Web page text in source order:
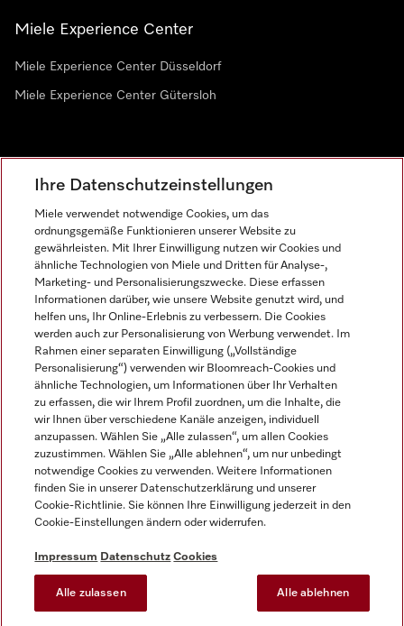
Miele Experience Center
Miele Experience Center Düsseldorf
Miele Experience Center Gütersloh
AGB
Datenschutz
Nutzungsbedingungen
Barrierefreiheitserklärung
EU-Gesetzen über digitale Dienste
Cookie-Einstellungen
Miele auf Instagram
Miele auf Facebook
Miele auf Youtube
Ihre Datenschutzeinstellungen
Miele verwendet notwendige Cookies, um das
ordnungsgemäße Funktionieren unserer Website zu
gewährleisten. Mit Ihrer Einwilligung nutzen wir Cookies und
ähnliche Technologien von Miele und Dritten für Analyse-,
Marketing- und Personalisierungszwecke. Diese erfassen
Informationen darüber, wie unsere Website genutzt wird, und
helfen uns, Ihr Online-Erlebnis zu verbessern. Die Cookies
werden auch zur Personalisierung von Werbung verwendet. Im
Rahmen einer separaten Einwilligung („Vollständige
Personalisierung“) verwenden wir Bloomreach-Cookies und
ähnliche Technologien, um Informationen über Ihr Verhalten
zu erfassen, die wir Ihrem Profil zuordnen, um die Inhalte, die
wir Ihnen über verschiedene Kanäle anzeigen, individuell
anzupassen. Wählen Sie „Alle zulassen“, um allen Cookies
zuzustimmen. Wählen Sie „Alle ablehnen“, um nur unbedingt
notwendige Cookies zu verwenden. Weitere Informationen
finden Sie in unserer Datenschutzerklärung und unserer
Cookie-Richtlinie. Sie können Ihre Einwilligung jederzeit in den
Cookie-Einstellungen ändern oder widerrufen.
Impressum Datenschutz Cookies
Alle zulassen Alle ablehnen